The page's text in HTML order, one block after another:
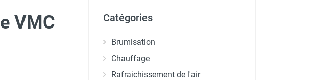
VMC
Catégories
Brumisation
Chauffage
Rafraichissement de l'air